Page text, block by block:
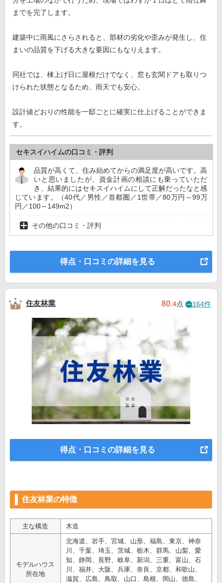
までを完了します。
建築中に雨風にさらされると、部材の劣化や歪みが発生し、住
まいの品質を下げる大きな要因にもなりえます。
同社では、棟上げ日に屋根だけでなく、窓も玄関ドアも取りつ
けられた状態となるため、雨天でも安心。
設計値どおりの性能を一邸ごとに確実に仕上げることができま
す。
セキスイハイムの口コミ・評判
品質が高くて、住み始めてからの満足度が高いです。高
いと思いましたが、資金計画の相談にも乗っていただ
き、結果的にはセキスイハイムにして正解だったなと感
じています。（40代／男性／首都圏／1世帯／80万円～99万
円／100～149m2）
その他の口コミ・評判
得点・口コミの詳細を見る
住友林業 80.4点 164件
得点・口コミの詳細を見る
住友林業の特徴
主な構造 木造
モデルハウス
所在地
北海道、岩手、宮城、山形、福島、東京、神奈
川、千葉、埼玉、茨城、栃木、群馬、山梨、愛
知、静岡、長野、岐阜、新潟、三重、富山、石
川、福井、大阪、兵庫、奈良、京都、和歌山、
滋賀、広島、鳥取、山口、島根、岡山、徳島、